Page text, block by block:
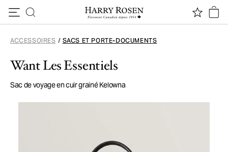
ACCESSOIRES / SACS ET PORTE-DOCUMENTS
Want Les Essentiels
Sac de voyage en cuir grainé Kelowna